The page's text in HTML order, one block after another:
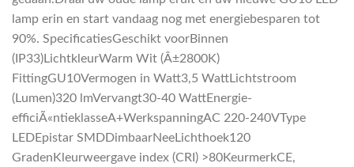
lamp erin en start vandaag nog met energiebesparen tot
90%. SpecificatiesGeschikt voorBinnen
(IP33)LichtkleurWarm Wit (Â±2800K)
FittingGU10Vermogen in Watt3,5 WattLichtstroom
(Lumen)320 lmVervangt30-40 WattEnergie-
efficiÃ«ntieklasseA+WerkspanningAC 220-240VType
LEDEpistar SMDDimbaarNeeLichthoek120
GradenKleurweergave index (CRI) >80KeurmerkCE,